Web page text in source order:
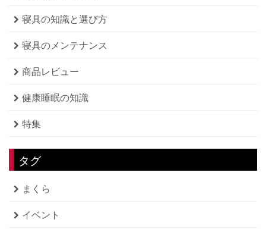
寝具の知識と選び方
寝具のメンテナンス
商品レビュー
健康睡眠の知識
特集
タグ
まくら
イベント